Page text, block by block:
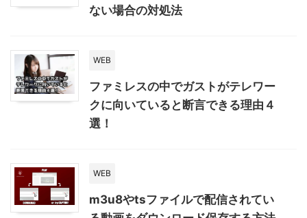
ない場合の対処法
WEB
ファミレスの中でガストがテレワー
クに向いていると断言できる理由４
選！
WEB
m3u8やtsファイルで配信されてい